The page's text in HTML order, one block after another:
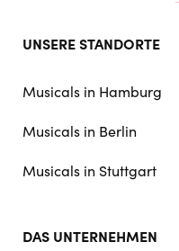
doormat
UNSERE STANDORTE
Musicals in Hamburg
Musicals in Berlin
Musicals in Stuttgart
DAS UNTERNEHMEN